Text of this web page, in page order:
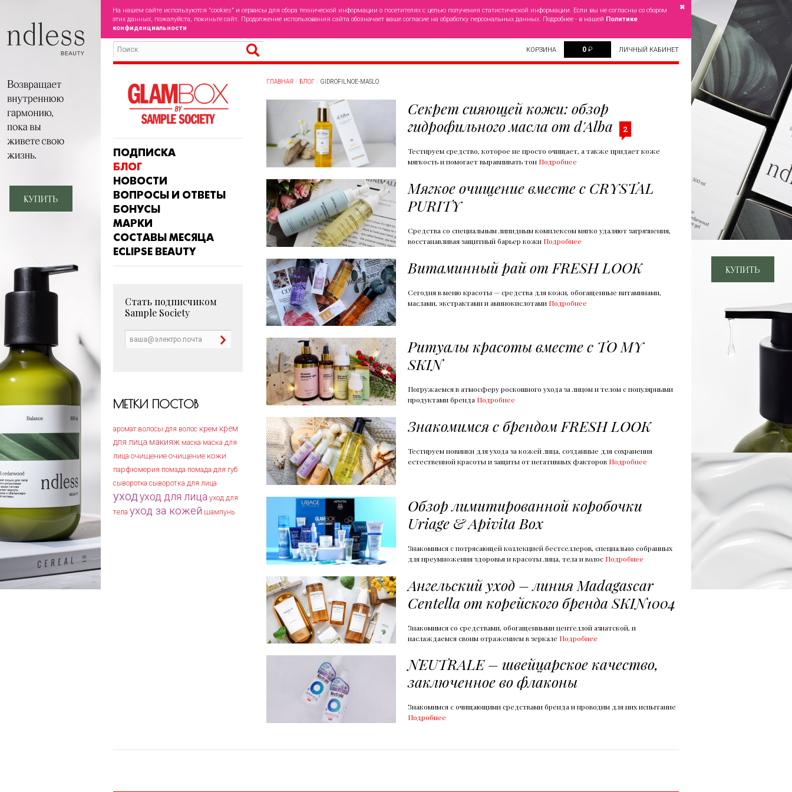
На нашем сайте используются "cookies" и сервисы для сбора технической информации о посетителях с целью получения статистической информации. Если вы не согласны со сбором
этих данных, пожалуйста, покиньте сайт. Продолжение использования сайта обозначает ваше согласие на обработку персональных данных. Подробнее - в нашей Политике
конфиденциальности
✖
КОРЗИНА 0 ₽ ЛИЧНЫЙ КАБИНЕТ
ПОДПИСКА
БЛОГ
НОВОСТИ
ВОПРОСЫ И ОТВЕТЫ
БОНУСЫ
МАРКИ
СОСТАВЫ МЕСЯЦА
ECLIPSE BEAUTY
Стать подписчиком
Sample Society
МЕТКИ ПОСТОВ
аромат волосы для волос крем крем
для лица макияж маска маска для
лица очищение очищение кожи
парфюмерия помада помада для губ
сыворотка сыворотка для лица
уход уход для лица уход для
тела уход за кожей шампунь
ГЛАВНАЯ БЛОГ GIDROFILNOE-MASLO
Секрет сияющей кожи: обзор
гидрофильного масла от d'Alba
2
Тестируем средство, которое не просто очищает, а также придает коже
мягкость и помогает выравнивать тон Подробнее
Мягкое очищение вместе с CRYSTAL
PURITY
Средства со специальным липидным комплексом мягко удаляют загрязнения,
восстанавливая защитный барьер кожи Подробнее
Витаминный рай от FRESH LOOK
Сегодня в меню красоты — средства для кожи, обогащенные витаминами,
маслами, экстрактами и аминокислотами Подробнее
Ритуалы красоты вместе с TO MY
SKIN
Погружаемся в атмосферу роскошного ухода за лицом и телом с популярными
продуктами бренда Подробнее
Знакомимся с брендом FRESH LOOK
Тестируем новинки для ухода за кожей лица, созданные для сохранения
естественной красоты и защиты от негативных факторов Подробнее
Обзор лимитированной коробочки
Uriage & Apivita Box
Знакомимся с потрясающей коллекцией бестселлеров, специально собранных
для преумножения здоровья и красоты лица, тела и волос Подробнее
Ангельский уход – линия Madagascar
Centella от корейского бренда SKIN1004
Знакомимся со средствами, обогащенными центеллой азиатской, и
наслаждаемся своим отражением в зеркале Подробнее
NEUTRALE – швейцарское качество,
заключенное во флаконы
Знакомимся с очищающими средствами бренда и проводим для них испытание
Подробнее